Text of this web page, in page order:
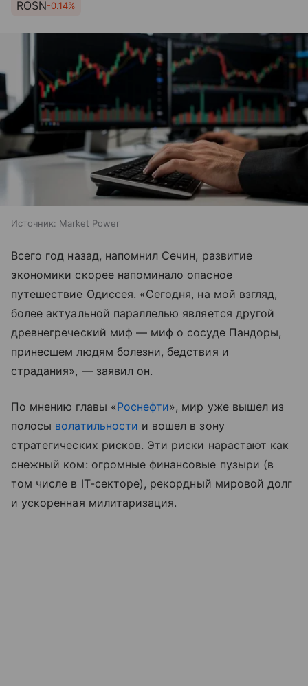
ROSN-0.14%
Источник: Market Power
Всего год назад, напомнил Сечин, развитие
экономики скорее напоминало опасное
путешествие Одиссея. «Сегодня, на мой взгляд,
более актуальной параллелью является другой
древнегреческий миф — миф о сосуде Пандоры,
принесшем людям болезни, бедствия и
страдания», — заявил он.
По мнению главы «Роснефти», мир уже вышел из
полосы волатильности и вошел в зону
стратегических рисков. Эти риски нарастают как
снежный ком: огромные финансовые пузыри (в
том числе в IT-секторе), рекордный мировой долг
и ускоренная милитаризация.